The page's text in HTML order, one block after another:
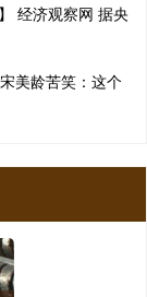
经济观察网 据央
美龄苦笑：这个